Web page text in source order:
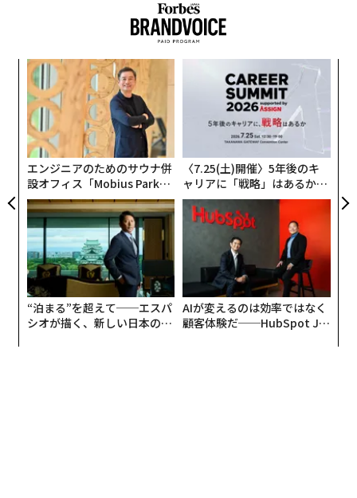
エンジニアのためのサウナ併
設オフィス「Mobius Park」
がオープン──タマディック
が健康経営を徹底する理由
〈7.25(土)開催〉5年後のキ
ャリアに「戦略」はあるか。
トップエグゼクティブのキャ
リアに触れる1日│CAREER S
UMMIT 2026
“泊まる”を超えて──エスパ
シオが描く、新しい日本のラ
AIが変えるのは効率ではなく
顧客体験だ──HubSpot Ja